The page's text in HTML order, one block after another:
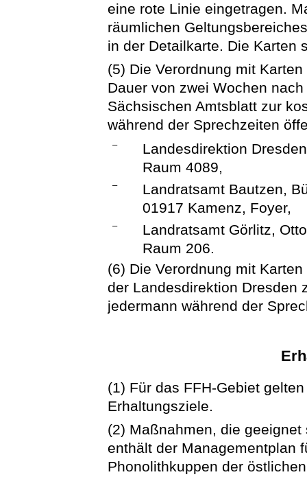
eine rote Linie eingetragen.
räumlichen
in der Detailkarte. Die Karten
(5) Die Verordnung mit
Dauer von zwei Wochen
Sächsischen Amtsblatt zur
während der Sprechzeiten
–
Landesdirektion
Raum 4089,
–
Landratsamt Bautzen,
01917 Kamenz, Foyer,
–
Landratsamt Görlitz,
Raum 206.
(6) Die Verordnung mit
der Landesdirektion Dresden
jedermann während der
(1) Für das FFH-Gebiet
Erhaltungsziele.
(2) Maßnahmen, die
enthält der Managementplan
Phonolithkuppen der